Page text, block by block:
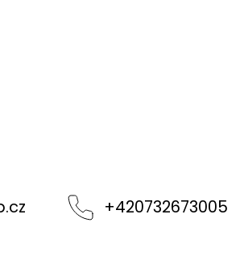
+420732673005